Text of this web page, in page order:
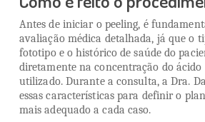
Antes de iniciar o peeling, é
avaliação médica detalhada, já que o
fototipo e o histórico de saúde do
diretamente na concentração do
utilizado. Durante a consulta, a Dra.
essas características para definir o
mais adequado a cada caso.